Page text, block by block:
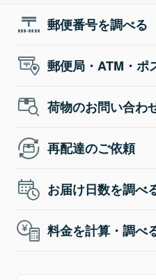
郵便番号を調べる
郵便局・ATM・ポ
荷物のお問い合わ
再配達のご依頼
お届け日数を調べ
料金を計算・調べ